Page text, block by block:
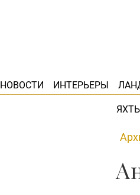
НОВОСТИ ИНТЕРЬЕРЫ